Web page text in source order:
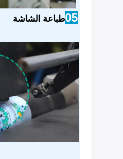
05طباعة الشاشة